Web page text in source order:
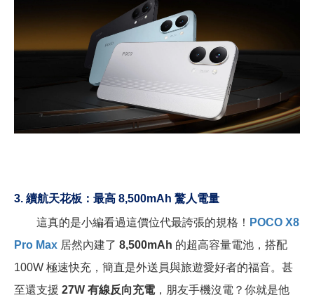
3. 續航天花板：最高 8,500mAh 驚人電量
這真的是小編看過這價位代最誇張的規格！ POCO X8
Pro Max 居然內建了 8,500mAh 的超高容量電池，搭配
100W 極速快充，簡直是外送員與旅遊愛好者的福音。甚
至還支援 27W 有線反向充電，朋友手機沒電？你就是他